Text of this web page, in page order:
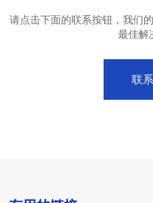
请点击下面的联系按钮，我们
最佳解
联